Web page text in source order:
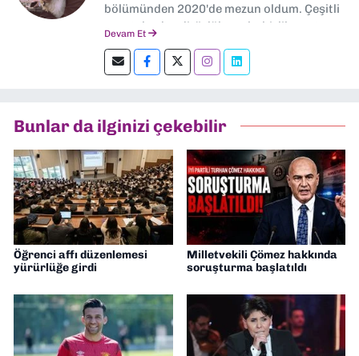
bölümünden 2020'de mezun oldum. Çeşitli
gazetelerde editörlük, muhabirlik yaptım.
editörlük yapıyorum.
Devam Et
Bunlar da ilginizi çekebilir
Öğrenci affı düzenlemesi
yürürlüğe girdi
Milletvekili Çömez hakkında
soruşturma başlatıldı